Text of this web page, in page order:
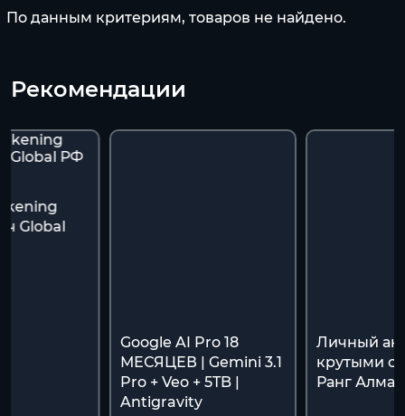
По данным критериям, товаров не найдено.
Рекомендации
Global
Google AI Pro 18
МЕСЯЦЕВ | Gemini 3.1
Pro + Veo + 5TB |
Antigravity
Личный
крутыми
Ранг Алмаз